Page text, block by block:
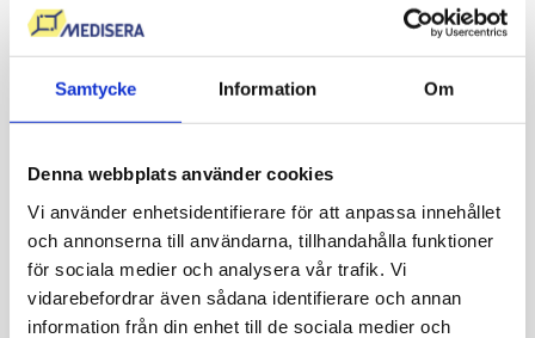
Samtycke Information Om
Denna webbplats använder cookies
Vi använder enhetsidentifierare för att anpassa innehållet
och annonserna till användarna, tillhandahålla funktioner
för sociala medier och analysera vår trafik. Vi
vidarebefordrar även sådana identifierare och annan
information från din enhet till de sociala medier och
Muskelsvaghet.
Zink
flera hormonella funktioner. Zink är även viktigt för
fertilitet, hormonproduktion samt normal smak- och
luktfunktion.
Zinkbrist är ovanligt vid normal kost, men kan förekomma
vid ensidig kosthållning, mag-tarmsjukdom eller